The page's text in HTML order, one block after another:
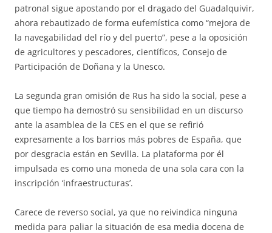
patronal sigue apostando por el dragado del Guadalquivir,
ahora rebautizado de forma eufemística como “mejora de
la navegabilidad del río y del puerto”, pese a la oposición
de agricultores y pescadores, científicos, Consejo de
Participación de Doñana y la Unesco.
La segunda gran omisión de Rus ha sido la social, pese a
que tiempo ha demostró su sensibilidad en un discurso
ante la asamblea de la CES en el que se refirió
expresamente a los barrios más pobres de España, que
por desgracia están en Sevilla. La plataforma por él
impulsada es como una moneda de una sola cara con la
inscripción ‘infraestructuras’.
Carece de reverso social, ya que no reivindica ninguna
medida para paliar la situación de esa media docena de